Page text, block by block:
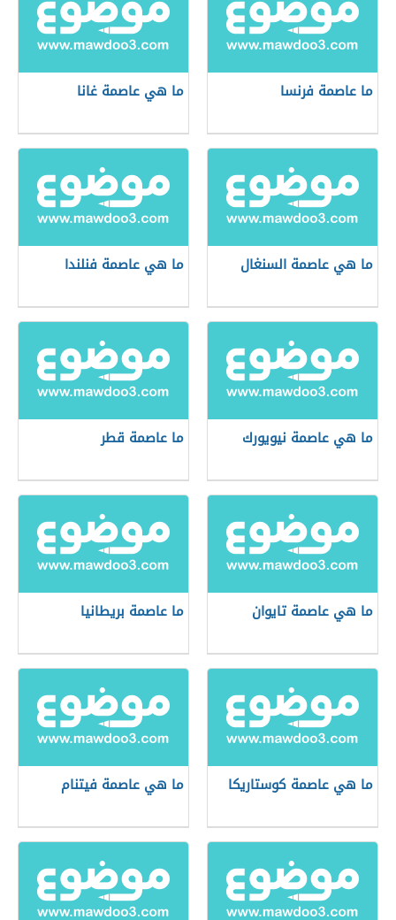
ما عاصمة فرنسا ما هي عاصمة غانا
ما هي عاصمة السنغال ما هي عاصمة فنلندا
ما هي عاصمة نيويورك ما عاصمة قطر
ما هي عاصمة تايوان ما عاصمة بريطانيا
ما هي عاصمة كوستاريكا ما هي عاصمة فيتنام